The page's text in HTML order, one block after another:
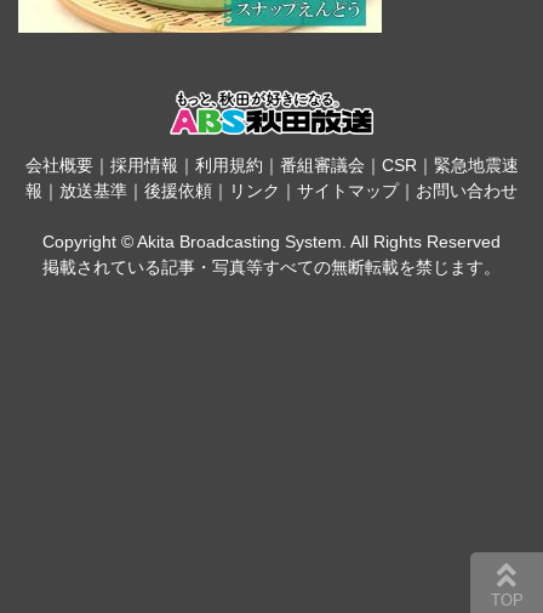
会社概要｜ 採用情報 ｜ 利用規約 ｜ 番組審議会 ｜ CSR｜ 緊急地震速
報 ｜ 放送基準 ｜ 後援依頼 ｜ リンク ｜ サイトマップ｜ お問い合わせ
Copyright © Akita Broadcasting System. All Rights Reserved
掲載されている記事・写真等すべての無断転載を禁じます。